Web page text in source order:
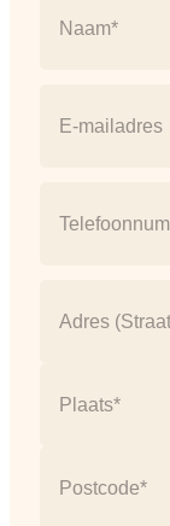
mail (Vereist)